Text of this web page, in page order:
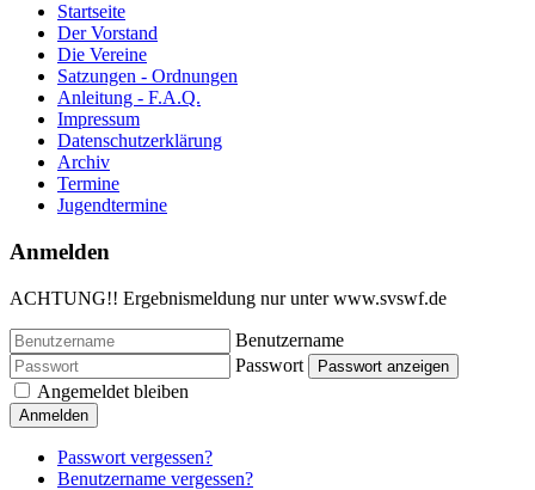
Startseite
Der Vorstand
Die Vereine
Satzungen - Ordnungen
Anleitung - F.A.Q.
Impressum
Datenschutzerklärung
Archiv
Termine
Jugendtermine
Anmelden
ACHTUNG!! Ergebnismeldung nur unter www.svswf.de
Benutzername
Passwort
Passwort anzeigen
Angemeldet bleiben
Anmelden
Passwort vergessen?
Benutzername vergessen?